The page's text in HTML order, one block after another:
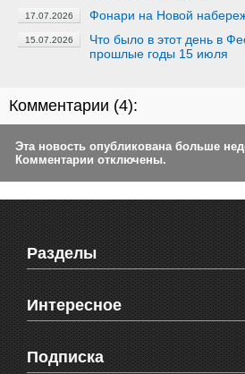
17.07.2026 Фонари на Новой
15.07.2026
Что было в этот день в
прошлые годы 15 июля
Комментарии (4):
Эта новость опубликована больше
Комментарии отключены.
Разделы
Новости Феодосии
Новости Крыма
Мировые новости
Объявления
Интересное
Видео о Феодосии
Веб-камеры Феодосии
Подписка